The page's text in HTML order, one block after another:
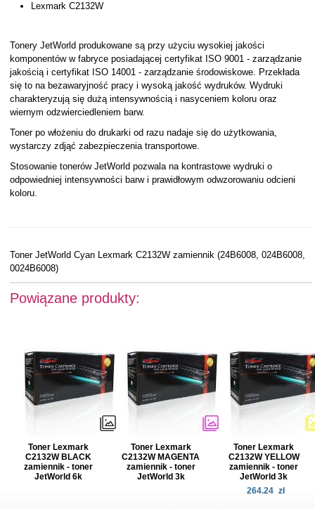
Lexmark C2132W
Tonery JetWorld produkowane są przy użyciu wysokiej jakości
komponentów w fabryce posiadającej certyfikat ISO 9001 - zarządzanie
jakością i certyfikat ISO 14001 - zarządzanie środowiskowe. Przekłada
się to na bezawaryjność pracy i wysoką jakość wydruków. Wydruki
charakteryzują się dużą intensywnością i nasyceniem koloru oraz
wiernym odzwierciedleniem barw.
Toner po włożeniu do drukarki od razu nadaje się do użytkowania,
wystarczy zdjąć zabezpieczenia transportowe.
Stosowanie tonerów JetWorld pozwala na kontrastowe wydruki o
odpowiedniej intensywności barw i prawidłowym odwzorowaniu odcieni
koloru.
Toner JetWorld Cyan Lexmark C2132W zamiennik (24B6008, 024B6008,
0024B6008)
Powiązane produkty:
Toner Lexmark
C2132W BLACK
zamiennik - toner
JetWorld 6k
Toner Lexmark
C2132W MAGENTA
zamiennik - toner
JetWorld 3k
Toner Lexmark
C2132W YELLOW
zamiennik - toner
JetWorld 3k
264.24 zł